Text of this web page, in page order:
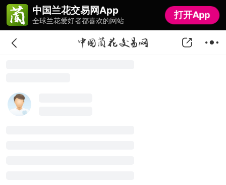
中国兰花交易网App
全球兰花爱好者都喜欢的网站
打开App
中国兰花交易网App
全球兰花爱好者都喜欢的网站
打开App